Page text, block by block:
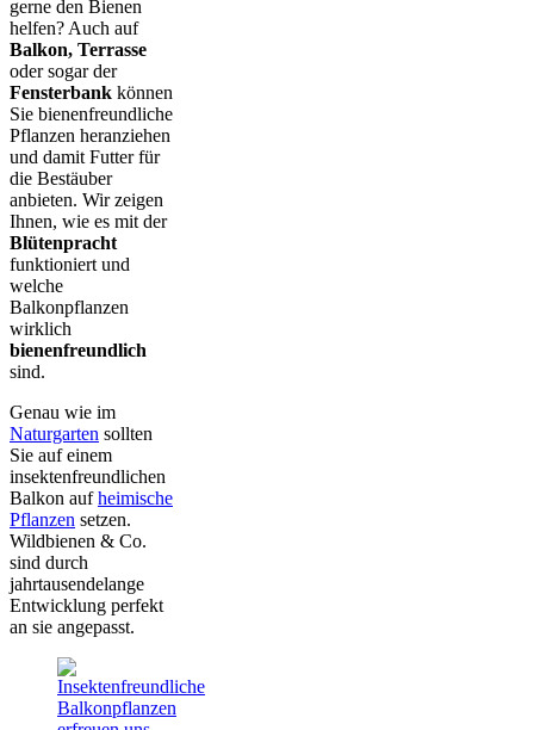
gerne den Bienen
helfen? Auch auf
Balkon, Terrasse
oder sogar der
Fensterbank können
Sie bienenfreundliche
Pflanzen heranziehen
und damit Futter für
die Bestäuber
anbieten. Wir zeigen
Ihnen, wie es mit der
Blütenpracht
funktioniert und
welche
Balkonpflanzen
wirklich
bienenfreundlich
sind.
Genau wie im
Naturgarten sollten
Sie auf einem
insektenfreundlichen
Balkon aufheimische
Pflanzen setzen.
Wildbienen & Co.
sind durch
jahrtausendelange
Entwicklung perfekt
an sie angepasst.